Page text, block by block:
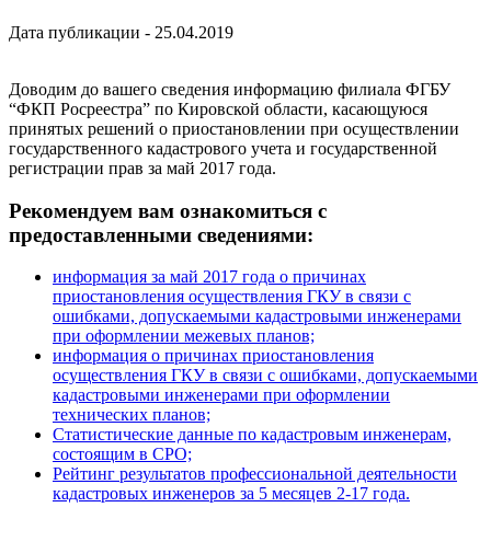
Дата публикации - 25.04.2019
Доводим до вашего сведения информацию филиала ФГБУ
“ФКП Росреестра” по Кировской области, касающуюся
принятых решений о приостановлении при осуществлении
государственного кадастрового учета и государственной
регистрации прав за май 2017 года.
Рекомендуем вам ознакомиться с
предоставленными сведениями:
информация за май 2017 года о причинах
приостановления осуществления ГКУ в связи с
ошибками, допускаемыми кадастровыми инженерами
при оформлении межевых планов;
информация о причинах приостановления
осуществления ГКУ в связи с ошибками, допускаемыми
кадастровыми инженерами при оформлении
технических планов;
Статистические данные по кадастровым инженерам,
состоящим в СРО;
Рейтинг результатов профессиональной деятельности
кадастровых инженеров за 5 месяцев 2-17 года.